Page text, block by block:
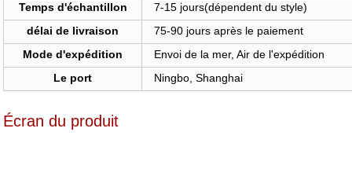
Temps d'échantillon
7-15 jours(dépendent du style)
délai de livraison
75-90 jours après le paiement
Mode d'expédition
Envoi de la mer, Air de l'expédition
Le port
Ningbo, Shanghai
Écran du produit